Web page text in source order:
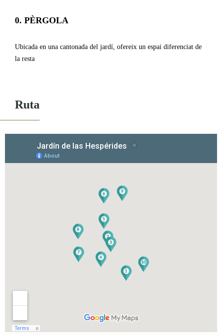
0. PÈRGOLA
Ubicada en una cantonada del jardí, ofereix un espai diferenciat de
la resta
Ruta